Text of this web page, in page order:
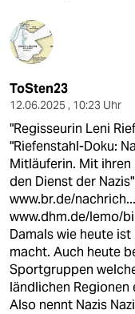
ToSten23
12.06.2025 , 10:23 Uhr
"Regisseurin Leni
"Riefenstahl-Doku:
Mitläuferin. Mit
den Dienst der Nazis"
www.br.de/
www.dhm.de/lemo/
Damals wie heute
macht. Auch heute
Sportgruppen
ländlichen Regionen
Also nennt Nazis